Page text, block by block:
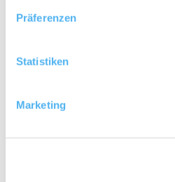
Präferenzen
Statistiken
Marketing